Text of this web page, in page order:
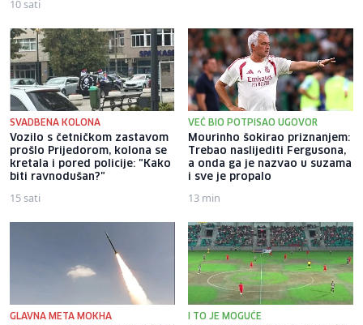
10 sati
SVADBENA KOLONA
Vozilo s četničkom zastavom
prošlo Prijedorom, kolona se
kretala i pored policije: "Kako
biti ravnodušan?"
15 sati
VEĆ BIO POTPISAO UGOVOR
Mourinho šokirao priznanjem:
Trebao naslijediti Fergusona,
a onda ga je nazvao u suzama
i sve je propalo
13 min
GLAVNA META MOKHA I TO JE MOGUĆE